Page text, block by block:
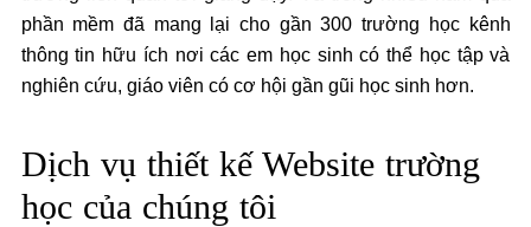
phần mềm đã mang lại cho gần 300 trường học kênh
thông tin hữu ích nơi các em học sinh có thể học tập và
nghiên cứu, giáo viên có cơ hội gần gũi học sinh hơn.
Dịch vụ thiết kế Website trường
học của chúng tôi